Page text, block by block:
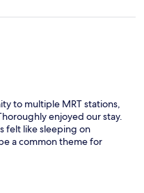
to multiple MRT stations,
enjoyed our stay.
felt like sleeping on
a common theme for